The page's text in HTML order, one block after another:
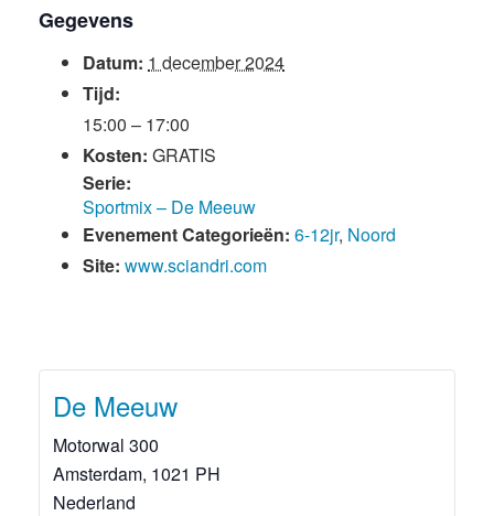
Gegevens
Datum: 1 december 2024
Tijd:
15:00 – 17:00
Kosten: GRATIS
Serie:
Sportmix – De Meeuw
Evenement Categorieën: 6-12jr, Noord
Site: www.sciandri.com
De Meeuw
Motorwal 300
Amsterdam, 1021 PH
Nederland